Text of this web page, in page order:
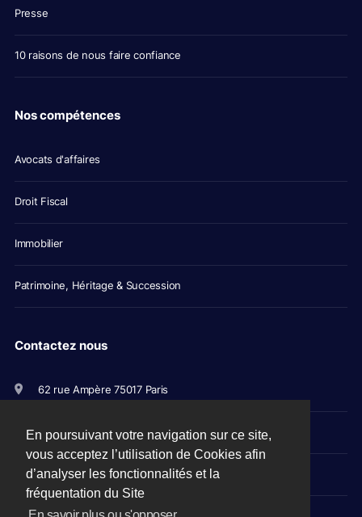
En poursuivant votre navigation sur ce site,
vous acceptez l’utilisation de Cookies afin
d’analyser les fonctionnalités et la
fréquentation du Site
Presse
10 raisons de nous faire confiance
Nos compétences
Avocats d'affaires
Droit Fiscal
Immobilier
Patrimoine, Héritage & Succession
Contactez nous
62 rue Ampère 75017 Paris
+33(0)1 56 79 11 00
avocats@picovschi.com